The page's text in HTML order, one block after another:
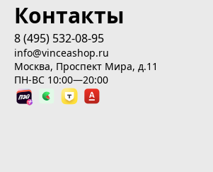
Контакты
8 (495) 532-08-95
info@vinceashop.ru
Москва, Проспект Мира, д.11
ПН-ВС 10:00—20:00